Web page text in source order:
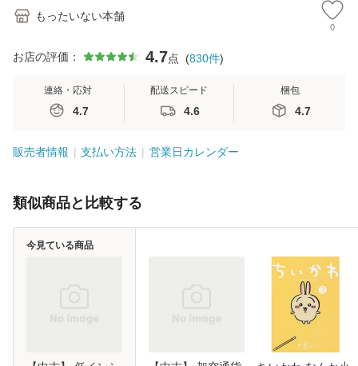
もったいない本舗
0
お店の評価： 4.7点 (830件)
連絡・応対
4.7
配送スピード
4.6
梱包
4.7
販売者情報 支払い方法 営業日カレンダー
類似商品と比較する
今見ている商品